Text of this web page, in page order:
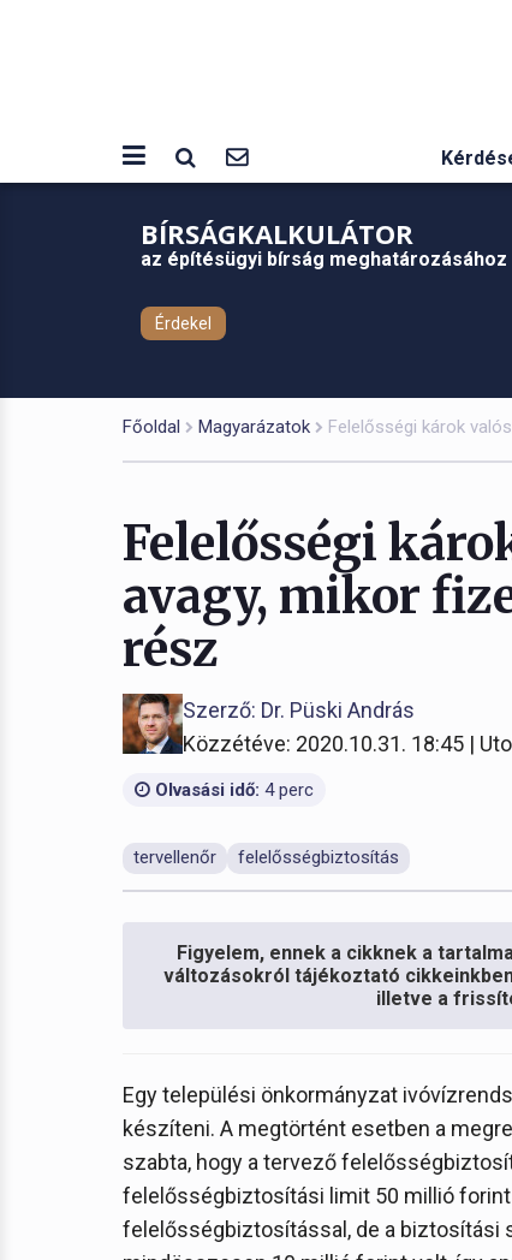
BÍRSÁGKALKULÁTOR
az építésügyi bírság meghatározásához
Érdekel
Főoldal Magyarázatok Felelősségi károk
Felelősségi
avagy, mikor
rész
Szerző: Dr. Püski András
Közzétéve: 2020.10.31. 18:45 |
Olvasási idő: 4 perc
tervellenőr felelősségbiztosítás
Figyelem, ennek a cikknek a
változásokról tájékoztató
illetve a
Egy települési önkormányzat
készíteni. A megtörtént esetben a
szabta, hogy a tervező
felelősségbiztosítási limit 50 millió
felelősségbiztosítással, de a